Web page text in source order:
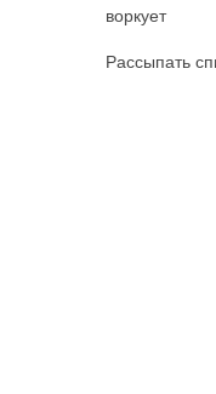
воркует
Рассыпать